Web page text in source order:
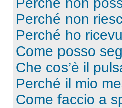
Perché non
Perché ho
Come posso
Che cos’è il
Perché il mio
Come faccio a